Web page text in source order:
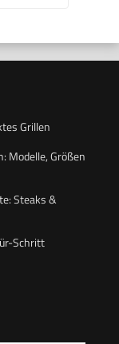
Grillen
Modelle, Größen
Steaks &
Schritt